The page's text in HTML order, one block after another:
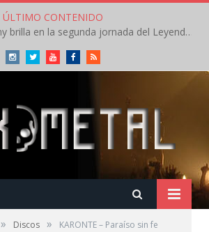
ÚLTIMO CONTENIDO
Crónica: Arch Enemy brilla en la segunda jornada del Leyendas del Rock – Jueves – Agosto 2026
InstagramTwitterYoutubeFacebookRSS
» Discos » KARONTE – Paraíso sin fe